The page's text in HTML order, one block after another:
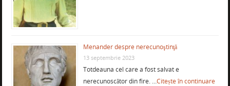
Menander despre nerecunoştinţă
13 septembrie 2023
Totdeauna cel care a fost salvat e
nerecunoscător din fire. …Citește în continuare